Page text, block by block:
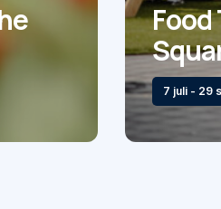
Food
7 juli - 29